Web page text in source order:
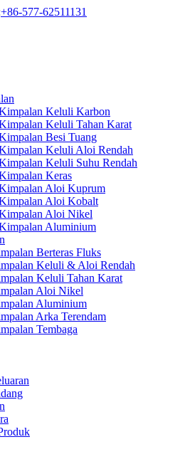
+86-577-62511131
Keluli Karbon
Keluli Tahan Karat
Besi Tuang
Keluli Aloi Rendah
Keluli Suhu Rendah
Keras
Aloi Kuprum
Aloi Kobalt
Aloi Nikel
Aluminium
Berteras Fluks
Keluli & Aloi Rendah
Keluli Tahan Karat
Aloi Nikel
Aluminium
Arka Terendam
Tembaga